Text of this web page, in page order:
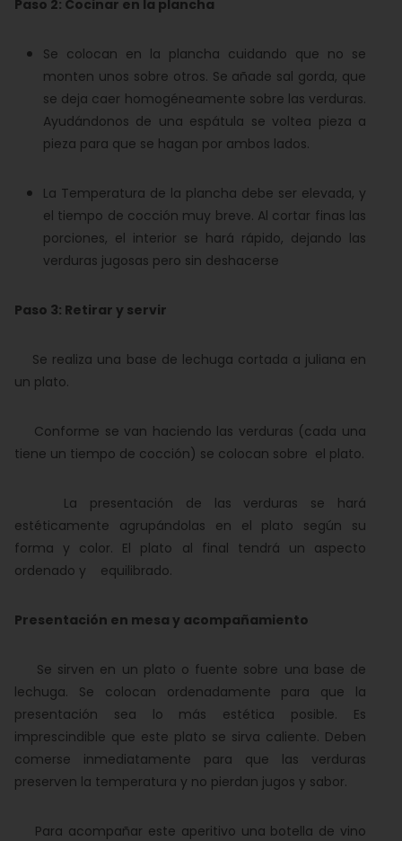
Paso 2: Cocinar en la plancha
Se colocan en la plancha cuidando que no se
monten unos sobre otros. Se añade sal gorda, que
se deja caer homogéneamente sobre las verduras.
Ayudándonos de una espátula se voltea pieza a
pieza para que se hagan por ambos lados.
La Temperatura de la plancha debe ser elevada, y
el tiempo de cocción muy breve. Al cortar finas las
porciones, el interior se hará rápido, dejando las
verduras jugosas pero sin deshacerse
Paso 3: Retirar y servir
Se realiza una base de lechuga cortada a juliana en
un plato.
Conforme se van haciendo las verduras (cada una
tiene un tiempo de cocción) se colocan sobre el plato.
La presentación de las verduras se hará
estéticamente agrupándolas en el plato según su
forma y color. El plato al final tendrá un aspecto
ordenado y equilibrado.
Presentación en mesa y acompañamiento
Se sirven en un plato o fuente sobre una base de
lechuga. Se colocan ordenadamente para que la
presentación sea lo más estética posible. Es
imprescindible que este plato se sirva caliente. Deben
comerse inmediatamente para que las verduras
preserven la temperatura y no pierdan jugos y sabor.
Para acompañar este aperitivo una botella de vino